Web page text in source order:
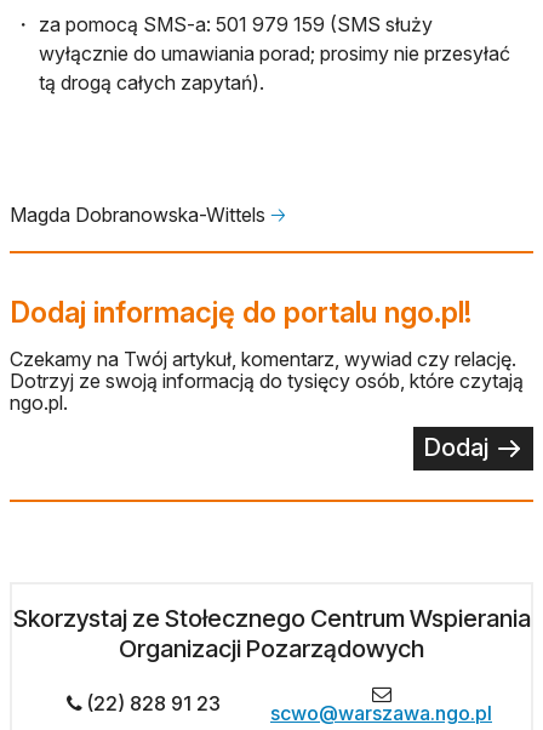
za pomocą SMS-a: 501 979 159 (SMS służy
wyłącznie do umawiania porad; prosimy nie przesyłać
tą drogą całych zapytań).
Magda Dobranowska-Wittels 🡢
Dodaj informację do portalu ngo.pl!
Czekamy na Twój artykuł, komentarz, wywiad czy relację.
Dotrzyj ze swoją informacją do tysięcy osób, które czytają
ngo.pl.
Dodaj
Skorzystaj ze Stołecznego Centrum Wspierania
Organizacji Pozarządowych
(22) 828 91 23 scwo@warszawa.ngo.pl